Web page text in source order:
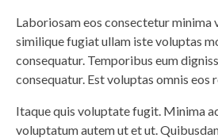
Laboriosam eos consectetur minima
similique fugiat ullam iste voluptas
consequatur. Temporibus eum
consequatur. Est voluptas omnis eos
Itaque quis voluptate fugit. Minima
voluptatum autem ut et ut.